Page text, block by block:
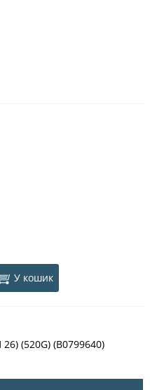
У кошик
(520G) (B0799640)